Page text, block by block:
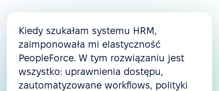
Kiedy szukałam systemu HRM,
zaimponowała mi elastyczność
PeopleForce. W tym rozwiązaniu jest
wszystko: uprawnienia dostępu,
zautomatyzowane workflows, polityki